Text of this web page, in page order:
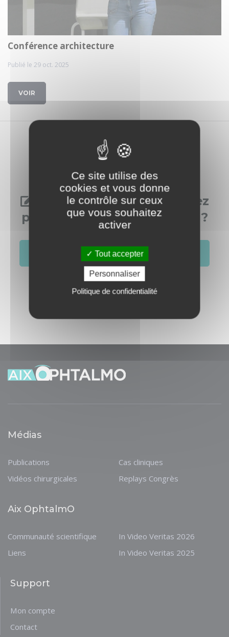
Conférence architecture
Publié le 29 oct. 2025
VOIR
1 média trouvé
Vous aussi, vous souhaitez
publier dans cette rubrique ?
Créer un compte
Médias
Publications
Vidéos chirurgicales
Cas cliniques
Replays Congrès
Aix OphtalmO
Communauté scientifique
Liens
In Video Veritas 2026
In Video Veritas 2025
Support
Mon compte
Contact
Ce site utilise des
cookies et vous donne
le contrôle sur ceux
que vous souhaitez
activer
Tout accepter
Personnaliser
Politique de confidentialité